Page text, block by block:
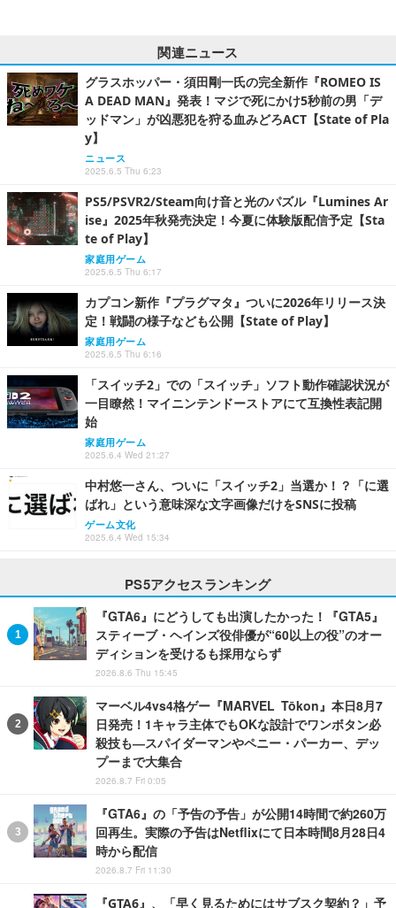
関連ニュース
グラスホッパー・須田剛一氏の完全新作『ROMEO IS
A DEAD MAN』発表！マジで死にかけ5秒前の男「デ
ッドマン」が凶悪犯を狩る血みどろACT【State of Pla
y】
ニュース
2025.6.5 Thu 6:23
PS5/PSVR2/Steam向け音と光のパズル『Lumines Ar
ise』2025年秋発売決定！今夏に体験版配信予定【Sta
te of Play】
家庭用ゲーム
2025.6.5 Thu 6:17
カプコン新作『プラグマタ』ついに2026年リリース決
定！戦闘の様子なども公開【State of Play】
家庭用ゲーム
2025.6.5 Thu 6:16
「スイッチ2」での「スイッチ」ソフト動作確認状況が
一目瞭然！マイニンテンドーストアにて互換性表記開
始
家庭用ゲーム
2025.6.4 Wed 21:27
中村悠一さん、ついに「スイッチ2」当選か！？「に選
ばれ」という意味深な文字画像だけをSNSに投稿
ゲーム文化
2025.6.4 Wed 15:34
PS5アクセスランキング
『GTA6』にどうしても出演したかった！『GTA5』
スティーブ・ヘインズ役俳優が“60以上の役”のオー
ディションを受けるも採用ならず
2026.8.6 Thu 15:45
マーベル4vs4格ゲー『MARVEL Tōkon』本日8月7
日発売！1キャラ主体でもOKな設計でワンボタン必
殺技も―スパイダーマンやペニー・パーカー、デッ
プーまで大集合
2026.8.7 Fri 0:05
『GTA6』の「予告の予告」が公開14時間で約260万
回再生。実際の予告はNetflixにて日本時間8月28日4
時から配信
2026.8.7 Fri 11:30
『GTA6』、「早く見るためにはサブスク契約？」予